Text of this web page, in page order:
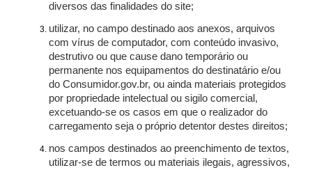
diversos das finalidades do site;
utilizar, no campo destinado aos anexos, arquivos
com vírus de computador, com conteúdo invasivo,
destrutivo ou que cause dano temporário ou
permanente nos equipamentos do destinatário e/ou
do Consumidor.gov.br, ou ainda materiais protegidos
por propriedade intelectual ou sigilo comercial,
excetuando-se os casos em que o realizador do
carregamento seja o próprio detentor destes direitos;
nos campos destinados ao preenchimento de textos,
utilizar-se de termos ou materiais ilegais, agressivos,